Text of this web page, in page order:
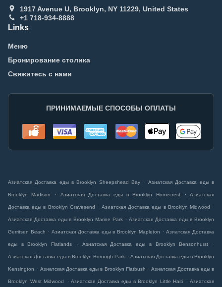
1917 Avenue U, Brooklyn, NY 11229, United States
+1 718-934-8888
Links
Меню
Бронирование столика
Свяжитесь с нами
ПРИНИМАЕМЫЕ СПОСОБЫ ОПЛАТЫ
Азиатская Доставка еды в Brooklyn Sheepshead Bay . Азиатская Доставка еды в
Brooklyn Madison . Азиатская Доставка еды в Brooklyn Homecrest . Азиатская
Доставка еды в Brooklyn Gravesend . Азиатская Доставка еды в Brooklyn Midwood .
Азиатская Доставка еды в Brooklyn Marine Park . Азиатская Доставка еды в Brooklyn
Gerritsen Beach . Азиатская Доставка еды в Brooklyn Mapleton . Азиатская Доставка
еды в Brooklyn Flatlands . Азиатская Доставка еды в Brooklyn Bensonhurst .
Азиатская Доставка еды в Brooklyn Borough Park . Азиатская Доставка еды в Brooklyn
Kensington . Азиатская Доставка еды в Brooklyn Flatbush . Азиатская Доставка еды в
Brooklyn West Midwood . Азиатская Доставка еды в Brooklyn Little Haiti . Азиатская